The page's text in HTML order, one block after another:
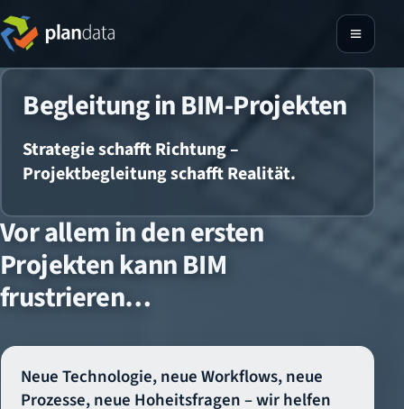
Begleitung in BIM-Projekten
Strategie schafft Richtung –
Projektbegleitung schafft Realität.
Vor allem in den ersten
Projekten kann BIM
frustrieren…
Neue Technologie, neue Workflows, neue
Prozesse, neue Hoheitsfragen – wir helfen